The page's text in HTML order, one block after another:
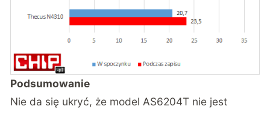
Podsumowanie
Nie da się ukryć, że model AS6204T nie jest